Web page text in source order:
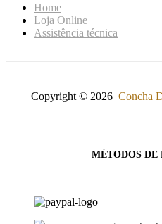
Home
Loja Online
Assistência técnica
Copyright © 2026 Concha
MÉTODOS DE